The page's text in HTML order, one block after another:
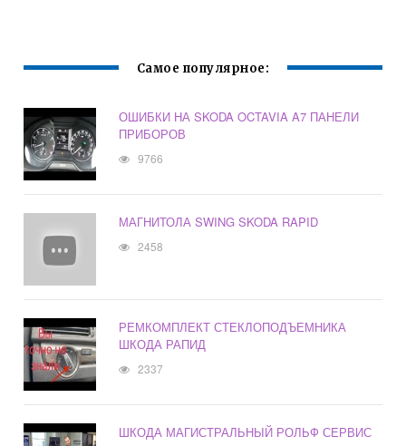
Самое популярное:
ОШИБКИ НА SKODA OCTAVIA A7 ПАНЕЛИ
ПРИБОРОВ
9766
МАГНИТОЛА SWING SKODA RAPID
2458
РЕМКОМПЛЕКТ СТЕКЛОПОДЪЕМНИКА
ШКОДА РАПИД
2337
ШКОДА МАГИСТРАЛЬНЫЙ РОЛЬФ СЕРВИС